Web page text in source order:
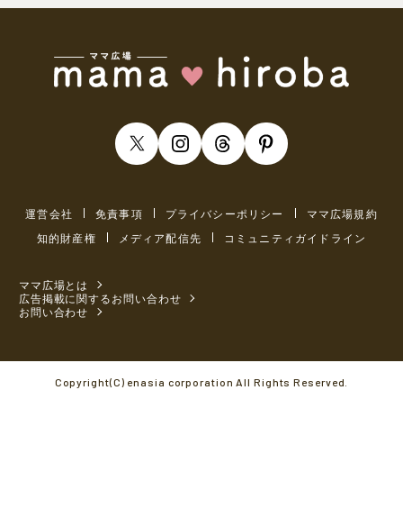
運営会社 免責事項 プライバシーポリシー
ママ広場規約
知的財産権
メディア配信先 コミュニティガイドライン
ママ広場とは
広告掲載に関するお問い合わせ
お問い合わせ
Copyright(C) enasia corporation All Rights Reserved.